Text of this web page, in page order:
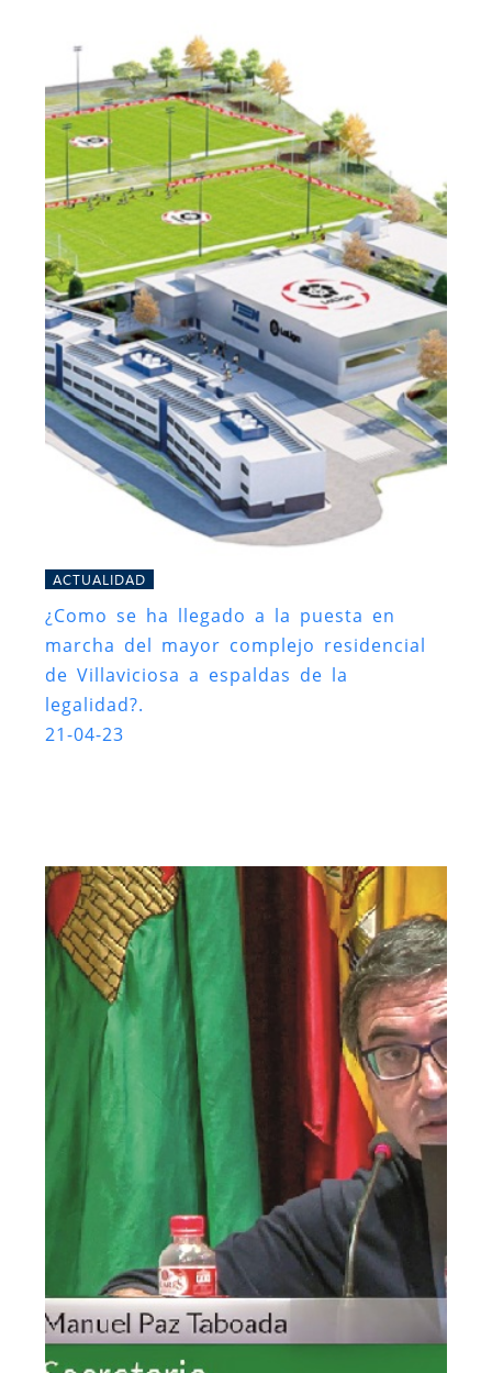
ACTUALIDAD
¿Como se ha llegado a la puesta en
marcha del mayor complejo residencial
de Villaviciosa a espaldas de la
legalidad?.
21-04-23